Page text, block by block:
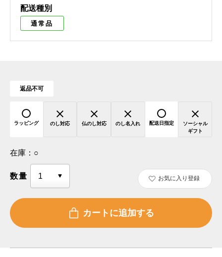
配送種別
通常品
返品不可
ラッピング のし対応 仏のし対応 のし名入れ 配送日指定
ソーシャル
ギフト
在庫： ○
数量 お気に入り登録